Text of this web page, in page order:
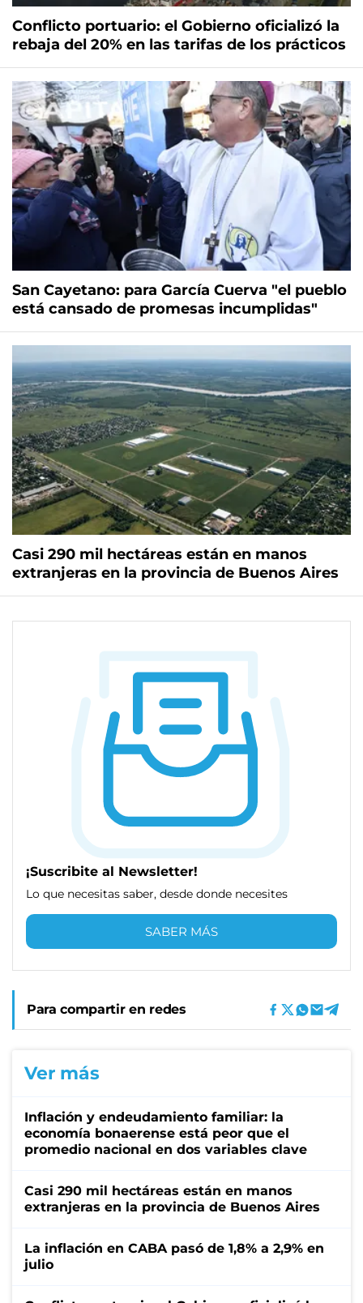
Conflicto portuario: el Gobierno oficializó la
rebaja del 20% en las tarifas de los prácticos
San Cayetano: para García Cuerva "el pueblo
está cansado de promesas incumplidas"
Casi 290 mil hectáreas están en manos
extranjeras en la provincia de Buenos Aires
¡Suscribite al Newsletter!
Lo que necesitas saber, desde donde necesites
SABER MÁS
Para compartir en redes
Ver más
Inflación y endeudamiento familiar: la
economía bonaerense está peor que el
promedio nacional en dos variables clave
Casi 290 mil hectáreas están en manos
extranjeras en la provincia de Buenos Aires
La inflación en CABA pasó de 1,8% a 2,9% en
julio